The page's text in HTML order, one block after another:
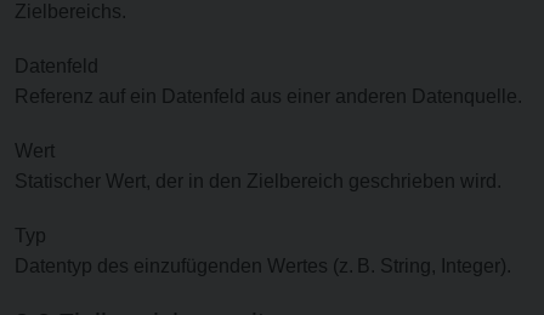
Zielbereichs.
Datenfeld
Referenz auf ein Datenfeld aus einer anderen Datenquelle.
Wert
Statischer Wert, der in den Zielbereich geschrieben wird.
Typ
Datentyp des einzufügenden Wertes (z. B. String, Integer).